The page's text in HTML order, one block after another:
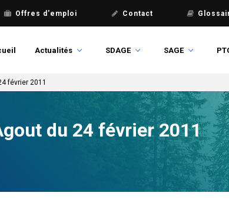
Offres d'emploi Contact
Actualités SDAGE SAGE
février 2011
du 24 février 2011